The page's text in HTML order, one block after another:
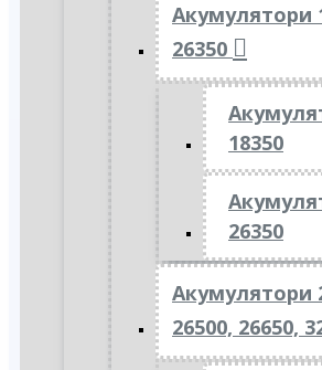
Акумулятори
26350
18350
26350
Акумулятори
26500, 26650,